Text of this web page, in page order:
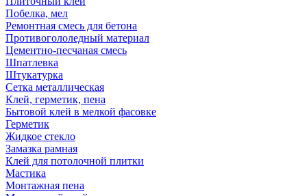
Побелка, мел
Ремонтная смесь для бетона
Противогололедный материал
Цементно-песчаная смесь
Шпатлевка
Штукатурка
Сетка металлическая
Клей, герметик, пена
Бытовой клей в мелкой фасовке
Герметик
Жидкое стекло
Замазка рамная
Клей для потолочной плитки
Мастика
Монтажная пена